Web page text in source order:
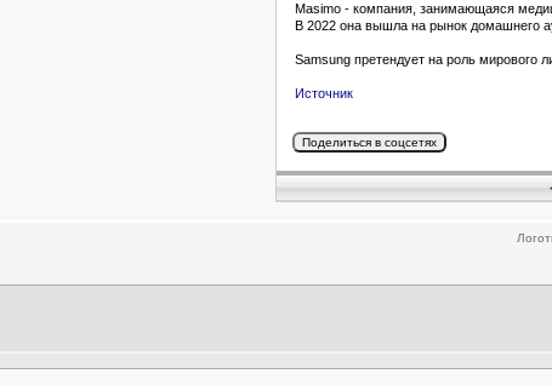
Masimo - компания, занимающаяся
В 2022 она вышла на рынок домашнего
Samsung претендует на роль мирового
Источник